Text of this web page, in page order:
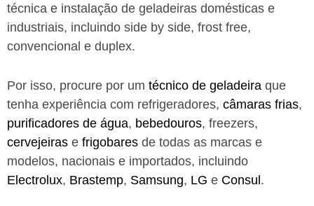
técnica e instalação de geladeiras domésticas e
industriais, incluindo side by side, frost free,
convencional e duplex.
Por isso, procure por um técnico de geladeira que
tenha experiência com refrigeradores, câmaras frias,
purificadores de água, bebedouros, freezers,
cervejeiras e frigobares de todas as marcas e
modelos, nacionais e importados, incluindo
Electrolux, Brastemp, Samsung, LG e Consul .